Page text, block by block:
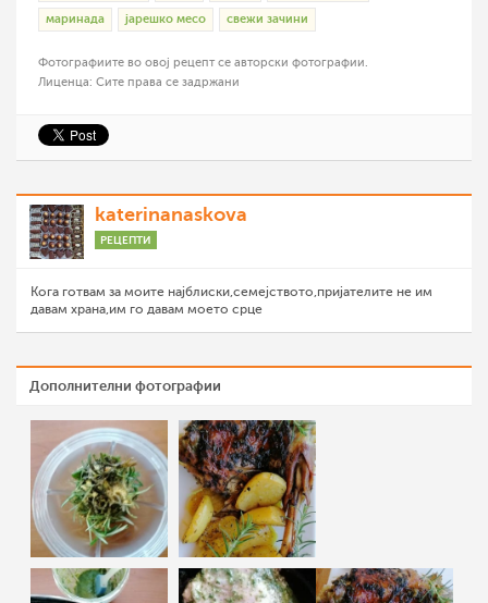
маринада јарешко месо свежи зачини
Фотографиите во овој рецепт се авторски фотографии.
Лиценца: Сите права се задржани
katerinanaskova
РЕЦЕПТИ
Кога готвам за моите најблиски,семејството,пријателите не им
давам храна,им го давам моето срце
Дополнителни фотографии